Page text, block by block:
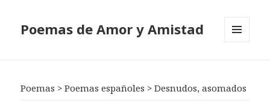
Poemas de Amor y Amistad
Poemas >Poemas españoles >Desnudos, asomados